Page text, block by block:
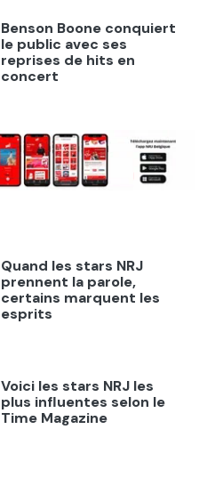
Benson Boone conquiert
le public avec ses
reprises de hits en
concert
Quand les stars NRJ
prennent la parole,
certains marquent les
esprits
Voici les stars NRJ les
plus influentes selon le
Time Magazine